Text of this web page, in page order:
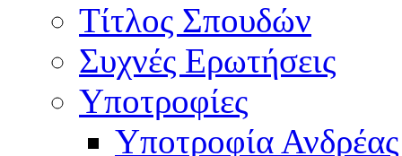
Τίτλος Σπουδών
Συχνές Ερωτήσεις
Υποτροφίες
Υποτροφία